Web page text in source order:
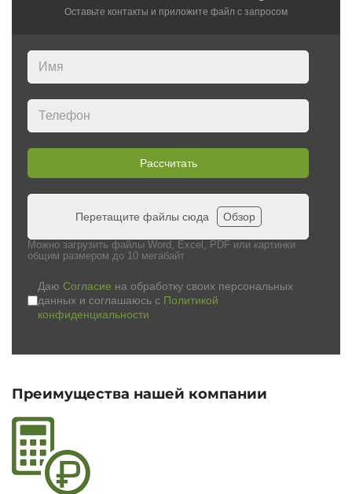
Оставьте контакты и приложите файл c запросом
Рассчитать
Перетащите файлы сюда Обзор
Можно загрузить файлы Word, Excel, PDF или картинки
общим размером до 10 мегабайт
Даю Согласие на обработку своих персональных
данных и соглашаюсь с Политикой
конфиденциальности
Преимущества нашей компании